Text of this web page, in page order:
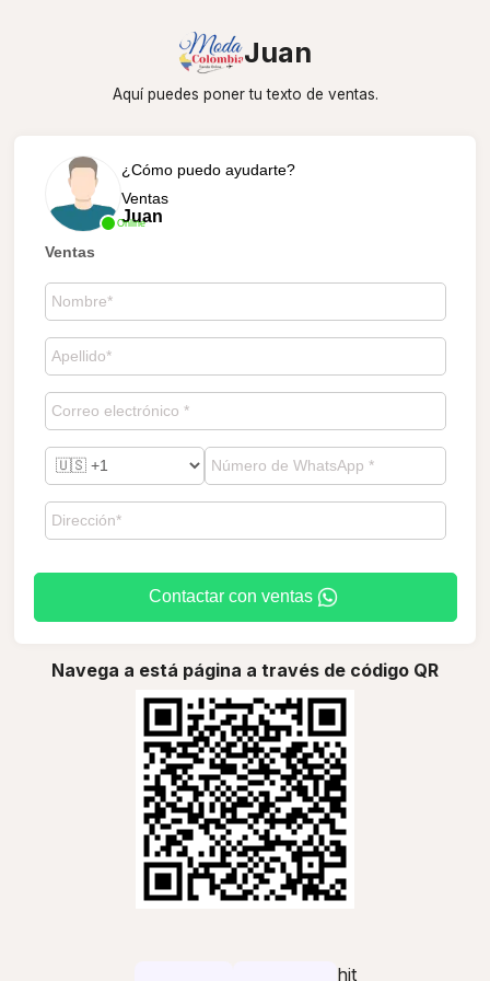
Juan
Aquí puedes poner tu texto de ventas.
Online
¿Cómo puedo ayudarte?
Ventas
Juan
Ventas
Contactar con ventas
Navega a está página a través de código QR
hit